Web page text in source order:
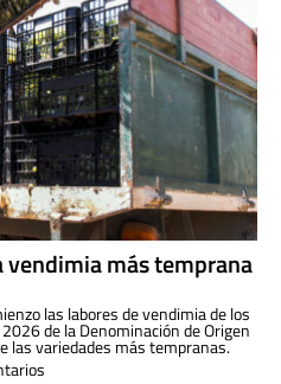
vendimia más temprana
las labores de vendimia de los
de la Denominación de Origen
las variedades más tempranas.